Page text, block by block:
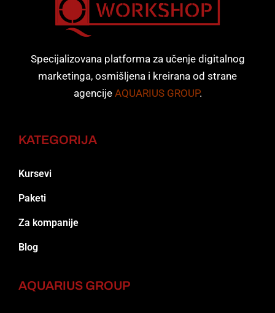
Specijalizovana platforma za učenje digitalnog
marketinga, osmišljena i kreirana od strane
agencije AQUARIUS GROUP.
KATEGORIJA
Kursevi
Paketi
Za kompanije
Blog
AQUARIUS GROUP